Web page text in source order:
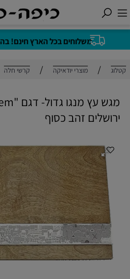
משלוחים בכל הארץ חינם!
קטלוג / מוצרי יודאיקה / קרשי חלה
ירושלים זהב כסוף